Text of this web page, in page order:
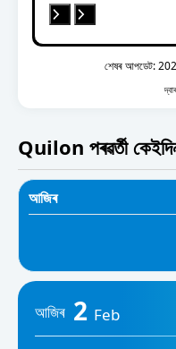
শেষৰ আপডেট:
Quilon পৰৱৰ্তী
আজিৰ
আজিৰ 2 Feb